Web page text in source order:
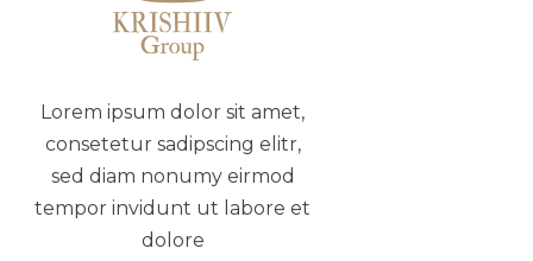
Lorem ipsum dolor sit amet,
consetetur sadipscing elitr,
sed diam nonumy eirmod
tempor invidunt ut labore et
dolore